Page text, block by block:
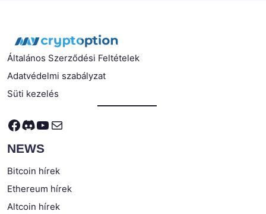
Általános Szerződési Feltételek
Adatvédelmi szabályzat
Süti kezelés
Facebook
Discord
YouTube
Mail
NEWS
Bitcoin hírek
Ethereum hírek
Altcoin hírek